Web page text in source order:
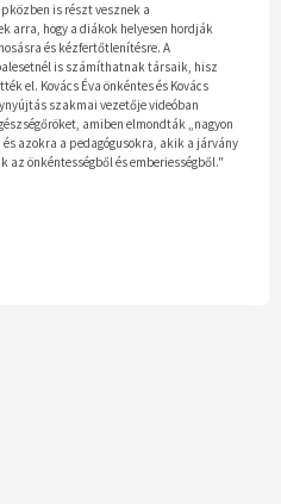
is részt vesznek a
arra, hogy a diákok helyesen hordják
és kézfertőtlenítésre. A
is számíthatnak társaik, hisz
el. Kovács Éva önkéntes és Kovács
szakmai vezetője videóban
amiben elmondták „nagyon
azokra a pedagógusokra, akik a járvány
önkéntességből és emberiességből."